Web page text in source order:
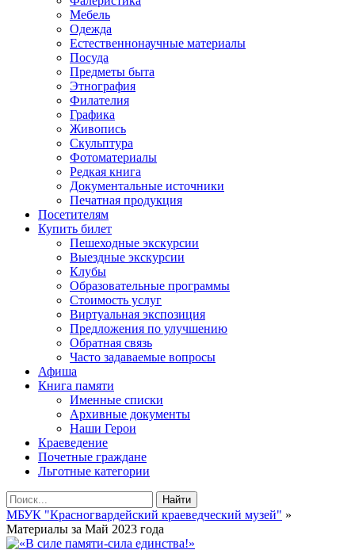
Мебель
Одежда
Естественнонаучные материалы
Посуда
Предметы быта
Этнография
Филателия
Графика
Живопись
Скульптура
Фотоматериалы
Редкая книга
Документальные источники
Печатная продукция
Посетителям
Купить билет
Пешеходные экскурсии
Выездные экскурсии
Клубы
Образовательные программы
Стоимость услуг
Виртуальная экспозиция
Предложения по улучшению
Обратная связь
Часто задаваемые вопросы
Афиша
Книга памяти
Именные списки
Архивные документы
Наши Герои
Краеведение
Почетные граждане
Льготные категории
Найти
МБУК "Красногвардейский краеведческий музей" »
Материалы за Май 2023 года